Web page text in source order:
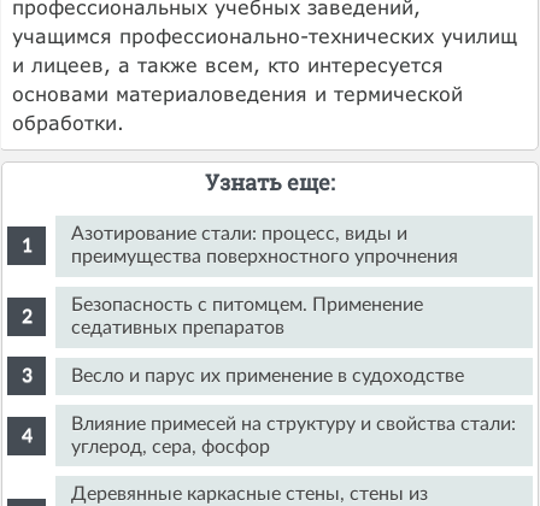
профессиональных учебных заведений,
учащимся профессионально-технических училищ
и лицеев, а также всем, кто интересуется
основами материаловедения и термической
обработки.
Узнать еще:
Азотирование стали: процесс, виды и
преимущества поверхностного упрочнения
Безопасность с питомцем. Применение
седативных препаратов
Весло и парус их применение в судоходстве
Влияние примесей на структуру и свойства стали:
углерод, сера, фосфор
Деревянные каркасные стены, стены из